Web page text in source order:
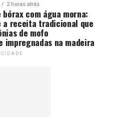
2 horas atrás
com água morna:
a receita tradicional que
de mofo
impregnadas na madeira